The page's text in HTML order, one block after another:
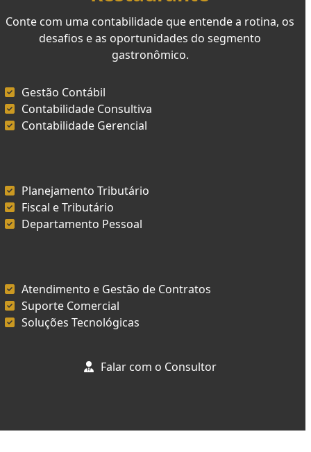
Conte com uma contabilidade que entende a rotina, os
desafios e as oportunidades do segmento
gastronômico.
Gestão Contábil
Contabilidade Consultiva
Contabilidade Gerencial
Planejamento Tributário
Fiscal e Tributário
Departamento Pessoal
Atendimento e Gestão de Contratos
Suporte Comercial
Soluções Tecnológicas
Falar com o Consultor